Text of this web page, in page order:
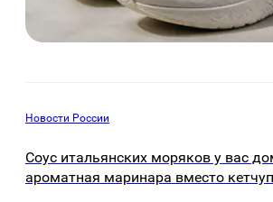
Новости России
Соус итальянских моряков у вас
ароматная маринара вместо